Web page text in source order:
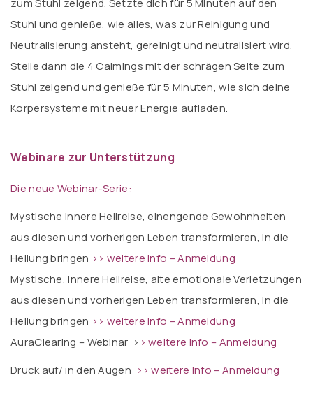
zum Stuhl zeigend. Setzte dich für 5 Minuten auf den
Stuhl und genieße, wie alles, was zur Reinigung und
Neutralisierung ansteht, gereinigt und neutralisiert wird.
Stelle dann die 4 Calmings mit der schrägen Seite zum
Stuhl zeigend und genieße für 5 Minuten, wie sich deine
Körpersysteme mit neuer Energie aufladen.
Webinare zur Unterstützung
Die neue Webinar-Serie:
Mystische innere Heilreise, einengende Gewohnheiten
aus diesen und vorherigen Leben transformieren, in die
Heilung bringen >> weitere Info – Anmeldung
Mystische, innere Heilreise, alte emotionale Verletzungen
aus diesen und vorherigen Leben transformieren, in die
Heilung bringen >> weitere Info – Anmeldung
AuraClearing – Webinar > > weitere Info – Anmeldung
Druck auf/ in den Augen >> weitere Info – Anmeldung